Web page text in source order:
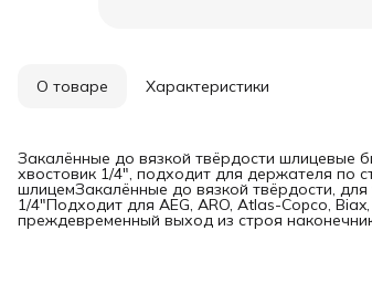
О товаре Характеристики
Закалённые до вязкой твёрдости шлицевые
хвостовик 1/4", подходит для держателя по
шлицемЗакалённые до вязкой твёрдости,
1/4"Подходит для AEG, ARO, Atlas-Copco,
преждевременный выход из строя